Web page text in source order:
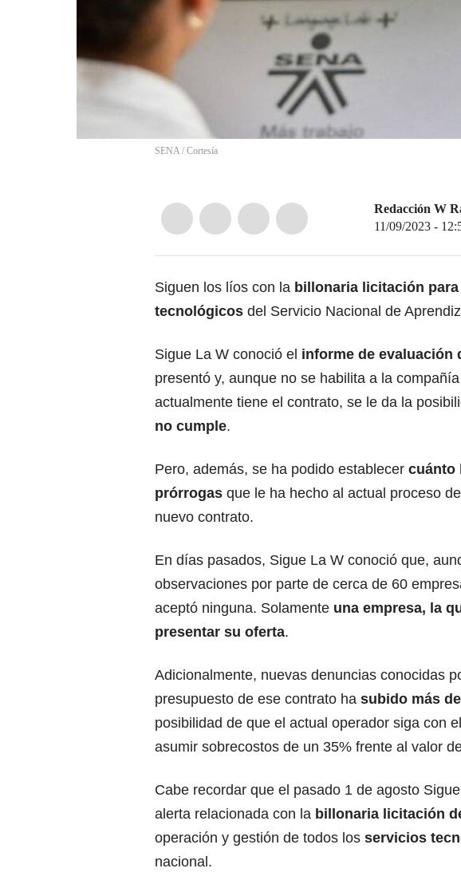
SENA / Cortesía
Redacción W
11/09/2023 -
Siguen los líos con la billonaria licitación
tecnológicos del Servicio Nacional de
Sigue La W conoció el informe de evaluación
presentó y, aunque no se habilita a la
actualmente tiene el contrato, se le da la
no cumple.
Pero, además, se ha podido establecer cuánto
prórrogas que le ha hecho al actual proceso
nuevo contrato.
En días pasados, Sigue La W conoció que,
observaciones por parte de cerca de 60
aceptó ninguna. Solamente una empresa, la
presentar su oferta.
Adicionalmente, nuevas denuncias conocidas
presupuesto de ese contrato ha subido más
posibilidad de que el actual operador siga con
asumir sobrecostos de un 35% frente al valor
Cabe recordar que el pasado 1 de agosto
alerta relacionada con la billonaria licitación
operación y gestión de todos los servicios
nacional.